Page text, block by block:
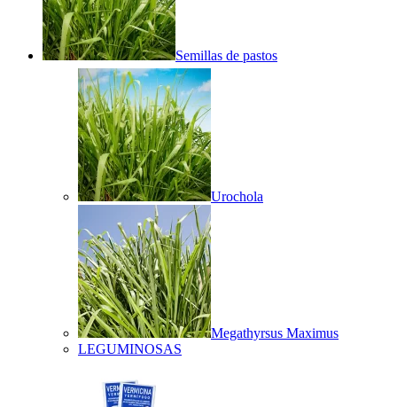
Semillas de pastos
Urochola
Megathyrsus Maximus
LEGUMINOSAS